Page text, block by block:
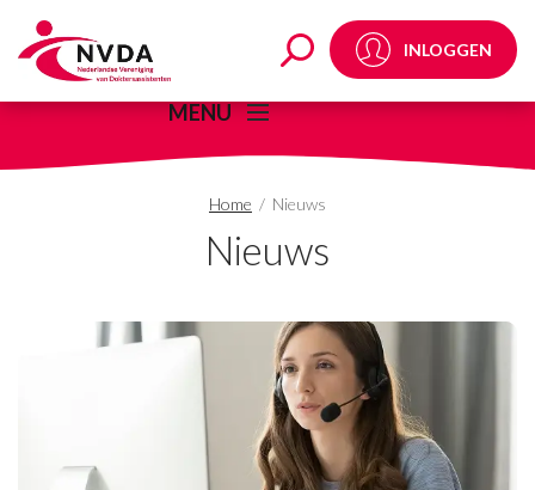
Nieuws - Pagina 6 van
INLOGGEN
MENU
Home / Nieuws
Nieuws